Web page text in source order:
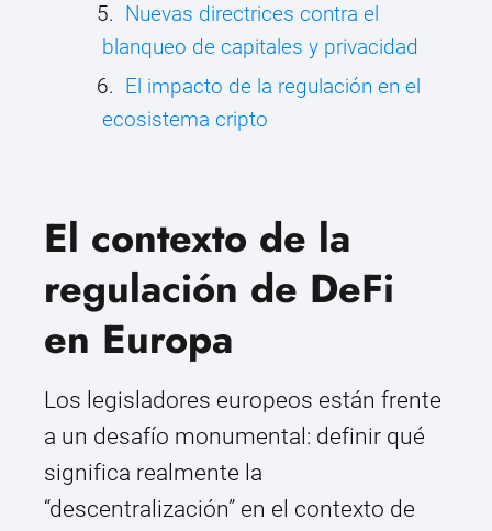
Nuevas directrices contra el
blanqueo de capitales y privacidad
El impacto de la regulación en el
ecosistema cripto
El contexto de la
regulación de DeFi
en Europa
Los legisladores europeos están frente
a un desafío monumental: definir qué
significa realmente la
“descentralización” en el contexto de